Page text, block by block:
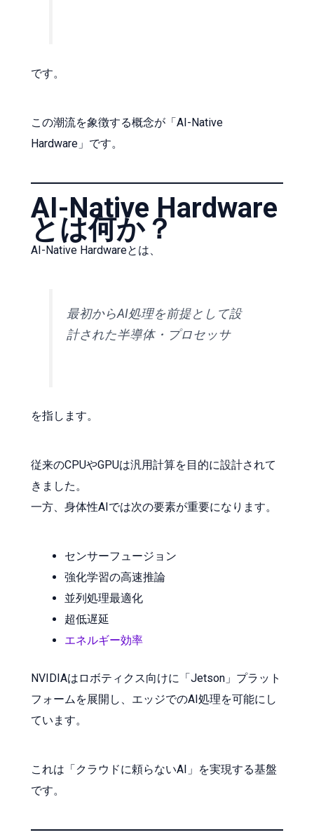
です。
この潮流を象徴する概念が「AI-Native
Hardware」です。
AI-Native Hardware
とは何か？
AI-Native Hardwareとは、
最初からAI処理を前提として設
計された半導体・プロセッサ
を指します。
従来のCPUやGPUは汎用計算を目的に設計されて
きました。
一方、身体性AIでは次の要素が重要になります。
センサーフュージョン
強化学習の高速推論
並列処理最適化
超低遅延
エネルギー効率
NVIDIAはロボティクス向けに「Jetson」プラット
フォームを展開し、エッジでのAI処理を可能にし
ています。
これは「クラウドに頼らないAI」を実現する基盤
です。